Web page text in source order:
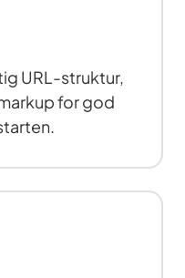
URL-struktur,
for god